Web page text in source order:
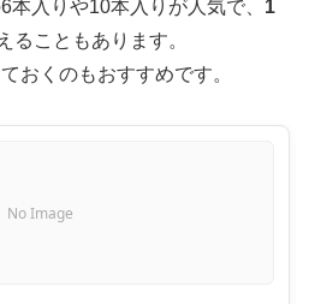
本入りや10本入りが人気で、 1
ることもあります。
おくのもおすすめです。
No Image